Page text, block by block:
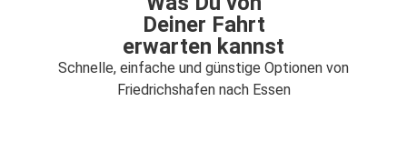
Deiner Fahrt
erwarten kannst
Schnelle, einfache und günstige Optionen von
Friedrichshafen nach Essen